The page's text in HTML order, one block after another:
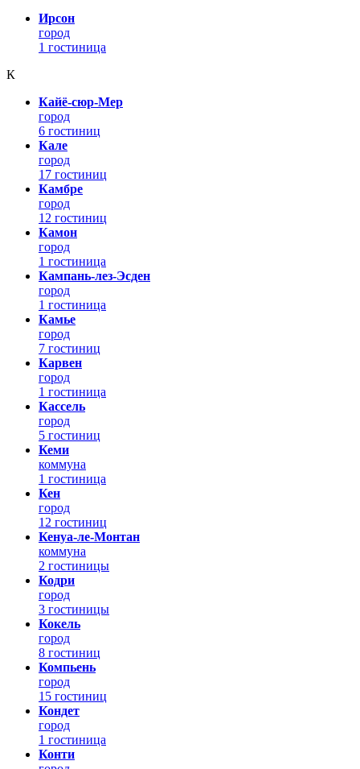
Ирсон
город
1 гостиница
К
Кайё-сюр-Мер
город
6 гостиниц
Кале
город
17 гостиниц
Камбре
город
12 гостиниц
Камон
город
1 гостиница
Кампань-лез-Эсден
город
1 гостиница
Камье
город
7 гостиниц
Карвен
город
1 гостиница
Кассель
город
5 гостиниц
Кеми
коммуна
1 гостиница
Кен
город
12 гостиниц
Кенуа-ле-Монтан
коммуна
2 гостиницы
Кодри
город
3 гостиницы
Кокель
город
8 гостиниц
Компьень
город
15 гостиниц
Кондет
город
1 гостиница
Конти